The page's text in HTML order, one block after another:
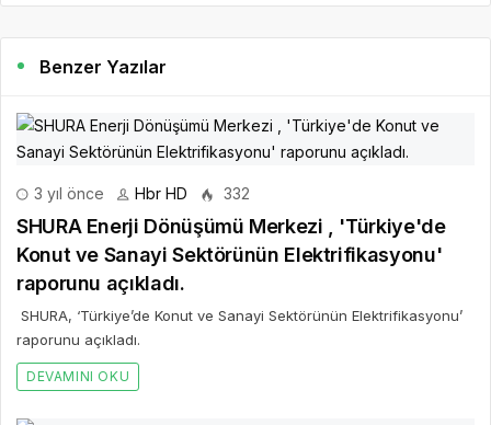
Benzer Yazılar
3 yıl önce Hbr HD 332
SHURA Enerji Dönüşümü Merkezi , 'Türkiye'de
Konut ve Sanayi Sektörünün Elektrifikasyonu'
raporunu açıkladı.
SHURA, ‘Türkiye’de Konut ve Sanayi Sektörünün Elektrifikasyonu’
raporunu açıkladı.
DEVAMINI OKU